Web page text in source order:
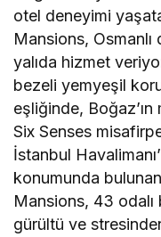
otel deneyimi
Mansions,
yalıda hizmet
bezeli yemyeşil koru
eşliğinde,
Six Senses
İstanbul
konumunda
Mansions, 43
gürültü ve